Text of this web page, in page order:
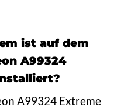
ist auf dem
A99324
A99324 Extreme